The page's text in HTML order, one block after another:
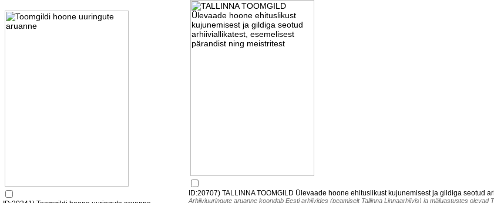
ID:20707) TALLINNA TOOMGILD Ülevaade hoone ehituslikust kujunemisest ja gildiga seotud
Arhiiviuuringute aruanne koondab Eesti arhiivides (peamiselt Tallinna Linnaarhiivis) ja mäluastustes olevad